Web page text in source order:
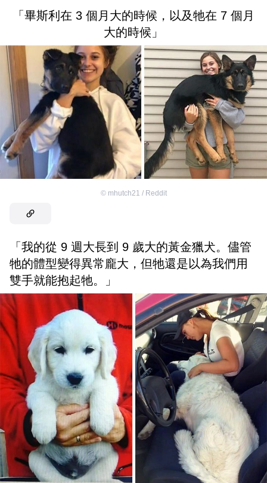
「畢斯利在 3 個月大的時候，以及牠在 7 個月
大的時候」
© mhutch21 / Reddit
「我的從 9 週大長到 9 歲大的黃金獵犬。儘管
牠的體型變得異常龐大，但牠還是以為我們用
雙手就能抱起牠。」